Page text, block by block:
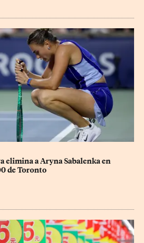
elimina a Aryna Sabalenka en
de Toronto